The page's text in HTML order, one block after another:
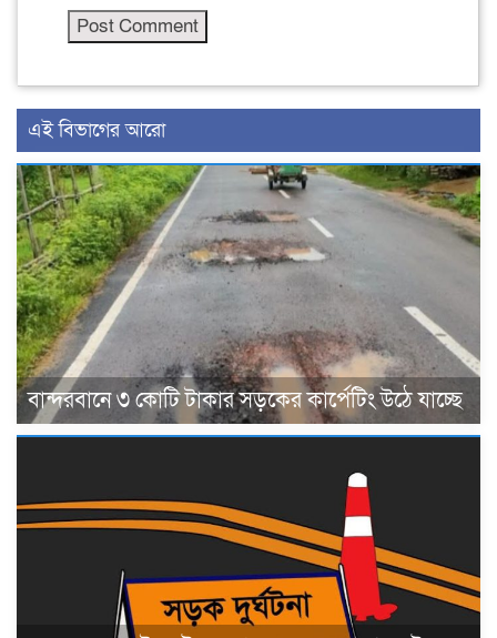
এই বিভাগের আরো
বান্দরবানে ৩ কোটি টাকার সড়কের কার্পেটিং উঠে যাচ্ছে